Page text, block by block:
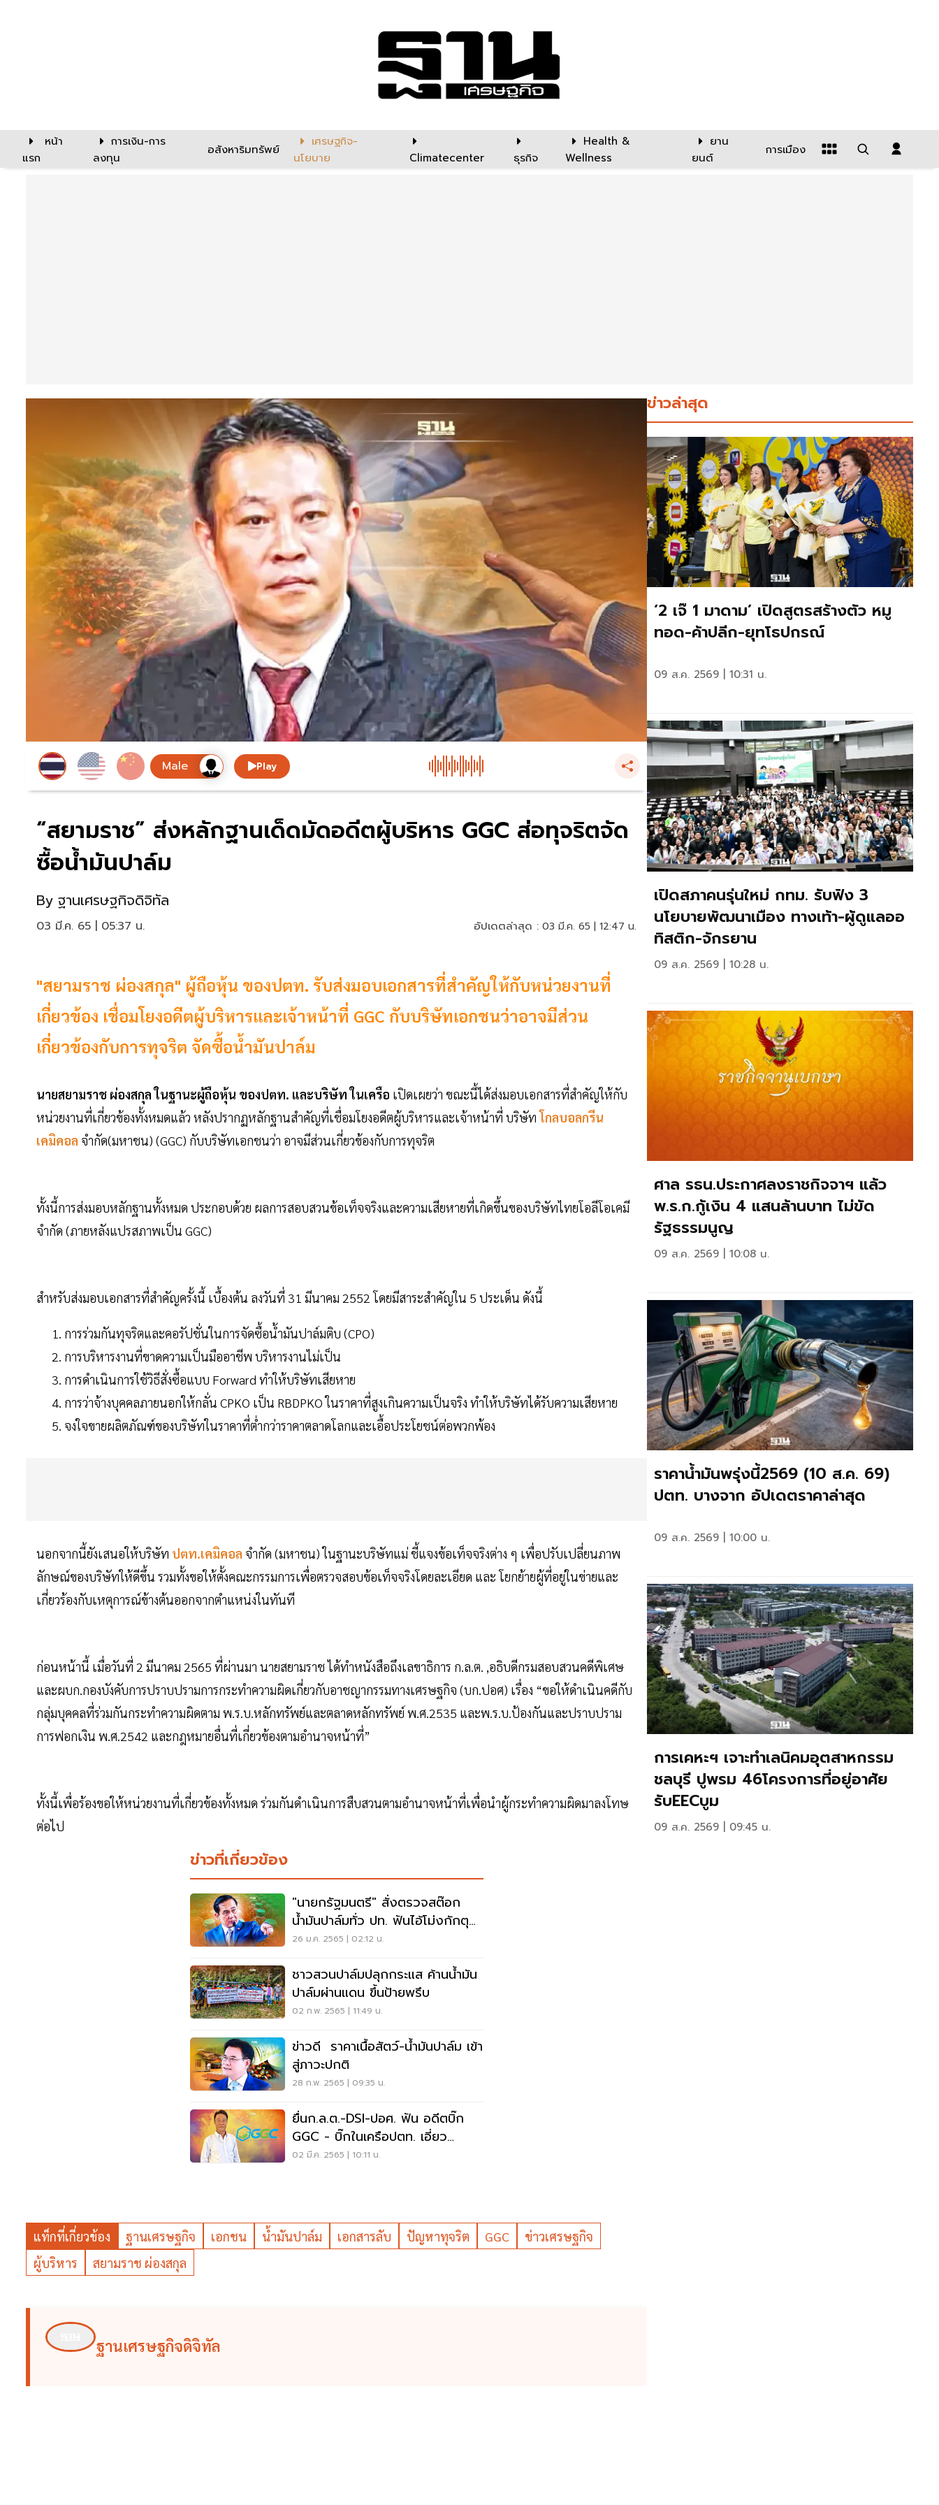
หน้า
แรก
การเงิน-การ
ลงทุน
อสังหาริมทรัพย์
เศรษฐกิจ-
นโยบาย
Climatecenter ธุรกิจ
Health &
Wellness
ยาน
ยนต์
การเมือง
Play
“สยามราช” ส่งหลักฐานเด็ดมัดอดีตผู้บริหาร GGC ส่อทุจริตจัด
ซื้อน้ำมันปาล์ม
By ฐานเศรษฐกิจดิจิทัล
03 มี.ค. 65 | 05:37 น. อัปเดตล่าสุด : 03 มี.ค. 65 | 12:47 น.
"สยามราช ผ่องสกุล" ผู้ถือหุ้น ของปตท. รับส่งมอบเอกสารที่สำคัญให้กับหน่วยงานที่
เกี่ยวข้อง เชื่อมโยงอดีตผู้บริหารและเจ้าหน้าที่ GGC กับบริษัทเอกชนว่าอาจมีส่วน
เกี่ยวข้องกับการทุจริต จัดซื้อน้ำมันปาล์ม
นายสยามราช ผ่องสกุล ในฐานะผู้ถือหุ้น ของปตท. และบริษัท ในเครือ เปิดเผยว่า ขณะนี้ได้ส่งมอบเอกสารที่สำคัญให้กับ
หน่วยงานที่เกี่ยวข้องทั้งหมดแล้ว หลังปรากฏหลักฐานสำคัญที่เชื่อมโยงอดีตผู้บริหารและเจ้าหน้าที่ บริษัทโกลบอลกรีน
เคมิคอล จำกัด(มหาชน) (GGC) กับบริษัทเอกชนว่า อาจมีส่วนเกี่ยวข้องกับการทุจริต
ทั้งนี้การส่งมอบหลักฐานทั้งหมด ประกอบด้วย ผลการสอบสวนข้อเท็จจริงและความเสียหายที่เกิดขึ้นของบริษัทไทยโอลีโอเคมี
จำกัด (ภายหลังแปรสภาพเป็น GGC)
สำหรับส่งมอบเอกสารที่สำคัญครั้งนี้ เบื้องต้น ลงวันที่ 31 มีนาคม 2552 โดยมีสาระสำคัญใน 5 ประเด็น ดังนี้
การร่วมกันทุจริตและคอรัปชั่นในการจัดซื้อน้ำมันปาล์มติบ (CPO)
การบริหารงานที่ขาดความเป็นมืออาชีพ บริหารงานไม่เป็น
การดำเนินการใช้วิธีสั่งซื้อแบบ Forward ทำให้บริษัทเสียหาย
การว่าจ้างบุคคลภายนอกให้กลั่น CPKO เป็น RBDPKO ในราคาที่สูงเกินความเป็นจริง ทำให้บริษัทได้รับความเสียหาย
จงใจขายผลิตภัณฑ์ของบริษัทในราคาที่ต่ำกว่าราคาตลาดโลกและเอื้อประโยชน์ต่อพวกพ้อง
นอกจากนี้ยังเสนอให้บริษัท ปตท.เคมิคอล จำกัด (มหาชน) ในฐานะบริษัทแม่ ชี้แจงข้อเท็จจริงต่าง ๆ เพื่อปรับเปลี่ยนภาพ
ลักษณ์ของบริษัทให้ดีขึ้น รวมทั้งขอให้ตั้งคณะกรรมการเพื่อตรวจสอบข้อเท็จจริงโดยละเอียด และ โยกย้ายผู้ที่อยู่ในข่ายและ
เกี่ยวร้องกับเหตุการณ์ข้างต้นออกจากตำแหน่งในทันที
ก่อนหน้านี้ เมื่อวันที่ 2 มีนาคม 2565 ที่ผ่านมา นายสยามราช ได้ทำหนังสือถึงเลขาธิการ ก.ล.ต. ,อธิบดีกรมสอบสวนคดีพิเศษ
และผบก.กองบังคับการปราบปรามการกระทำความผิดเกี่ยวกับอาชญากรรมทางเศรษฐกิจ (บก.ปอศ) เรื่อง “ขอให้ดำเนินคดีกับ
กลุ่มบุคคลที่ร่วมกันกระทำความผิดตาม พ.ร.บ.หลักทรัพย์และตลาดหลักทรัพย์ พ.ศ.2535 และพ.ร.บ.ป้องกันและปราบปราม
การฟอกเงิน พ.ศ.2542 และกฎหมายอื่นที่เกี่ยวข้องตามอำนาจหน้าที่”
ทั้งนี้เพื่อร้องขอให้หน่วยงานที่เกี่ยวข้องทั้งหมด ร่วมกันดำเนินการสืบสวนตามอำนาจหน้าที่เพื่อนำผู้กระทำความผิดมาลงโทษ
ต่อไป
ข่าวที่เกี่ยวข้อง
"นายกรัฐมนตรี" สั่งตรวจสต๊อก
น้ำมันปาล์มทั่ว ปท. ฟันไอ้โม่งกักตุน
ฉวยโอกาส
26 ม.ค. 2565 | 02:12 น.
ชาวสวนปาล์มปลุกกระแส ค้านน้ำมัน
ปาล์มผ่านแดน ขึ้นป้ายพรึบ
02 ก.พ. 2565 | 11:49 น.
ข่าวดี ราคาเนื้อสัตว์-น้ำมันปาล์ม เข้า
สู่ภาวะปกติ
28 ก.พ. 2565 | 09:35 น.
ยื่นก.ล.ต.-DSI-ปอศ. ฟัน อดีตบิ๊ก
GGC - บิ๊กในเครือปตท. เอี่ยว
ทุจริต-ฟอกเงิน
02 มี.ค. 2565 | 10:11 น.
แท็กที่เกี่ยวข้อง ฐานเศรษฐกิจ เอกชน น้ำมันปาล์ม เอกสารลับ ปัญหาทุจริต GGC
ข่าวเศรษฐกิจ
ผู้บริหาร
สยามราช ผ่องสกุล
ฐานเศรษฐกิจดิจิทัล
ข่าวล่าสุด
‘2 เจ๊ 1 มาดาม’ เปิดสูตรสร้างตัว หมู
ทอด-ค้าปลีก-ยุทโธปกรณ์
09 ส.ค. 2569 | 10:31 น.
เปิดสภาคนรุ่นใหม่ กทม. รับฟัง 3
นโยบายพัฒนาเมือง ทางเท้า-ผู้ดูแลออ
ทิสติก-จักรยาน
09 ส.ค. 2569 | 10:28 น.
ศาล รธน.ประกาศลงราชกิจจาฯ แล้ว
พ.ร.ก.กู้เงิน 4 แสนล้านบาท ไม่ขัด
รัฐธรรมนูญ
09 ส.ค. 2569 | 10:08 น.
ราคาน้ำมันพรุ่งนี้2569 (10 ส.ค. 69)
ปตท. บางจาก อัปเดตราคาล่าสุด
09 ส.ค. 2569 | 10:00 น.
การเคหะฯ เจาะทำเลนิคมอุตสาหกรรม
ชลบุรี ปูพรม 46โครงการที่อยู่อาศัย
รับEECบูม
09 ส.ค. 2569 | 09:45 น.